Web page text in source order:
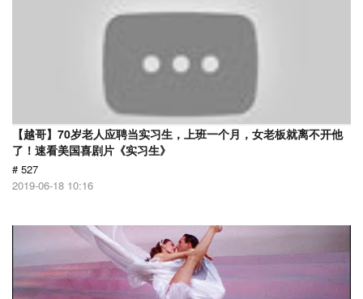
【越哥】70岁老人应聘当实习生，上班一个月，女老板就离不开他
了！速看美国喜剧片《实习生》
# 527
2019-06-18 10:16